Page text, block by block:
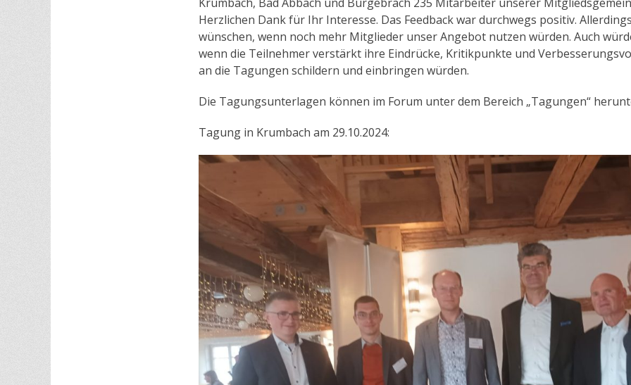
Herzlichen Dank für Ihr Interesse. Das Feedback war durchwegs positiv.
wünschen, wenn noch mehr Mitglieder unser Angebot nutzen würden. Auch
wenn die Teilnehmer verstärkt ihre Eindrücke, Kritikpunkte und
an die Tagungen schildern und einbringen würden.
Die Tagungsunterlagen können im Forum unter dem Bereich „Tagungen“
Tagung in Krumbach am 29.10.2024: